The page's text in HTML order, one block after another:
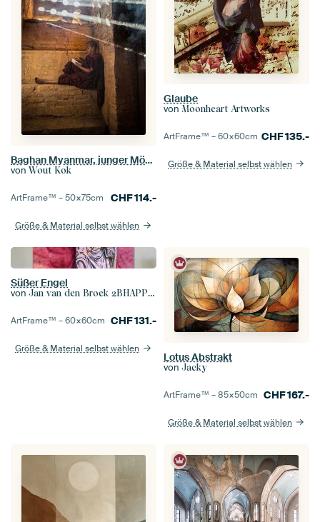
Baghan Myanmar, junger Mönch, der im buddhistischen Kloster studiert. (gesehen bei vtwonen)
von Wout Kok
ArtFrame™ –50×75cm CHF114.-
Größe & Material selbst wählen
Glaube
von Moonheart Artworks
ArtFrame™ –60×60cm CHF135.-
Größe & Material selbst wählen
Süßer Engel
von Jan van den Broek 2BHAPPY4EVER
ArtFrame™ –60×60cm CHF131.-
Größe & Material selbst wählen
Lotus Abstrakt
von Jacky
ArtFrame™ –85×50cm CHF167.-
Größe & Material selbst wählen